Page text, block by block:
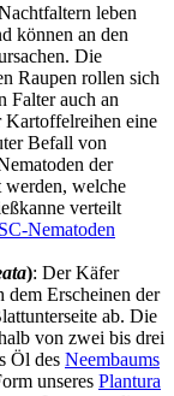
leben
können an den
Die
Raupen rollen sich
Falter auch an
Kartoffelreihen eine
Befall von
der
werden, welche
verteilt
Nematoden
): Der Käfer
Erscheinen der
ab. Die
von zwei bis drei
Öl des Neembaums
unseres Plantura